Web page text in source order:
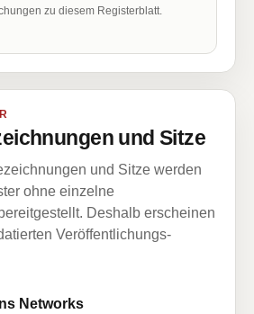
zu diesem Registerblatt.
und Sitze
und Sitze werden
ohne einzelne
Deshalb erscheinen
Veröffentlichungs-
Networks